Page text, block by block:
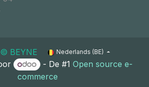
​BEYNE Nederlands (BE)
- De #1Open source e-
commerce